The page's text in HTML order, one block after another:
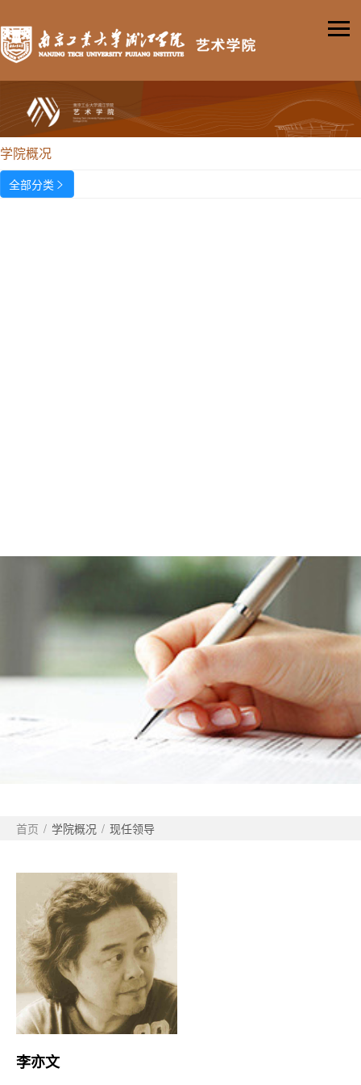
学院概况
全部分类 
首页 / 学院概况 / 现任领导
李亦文